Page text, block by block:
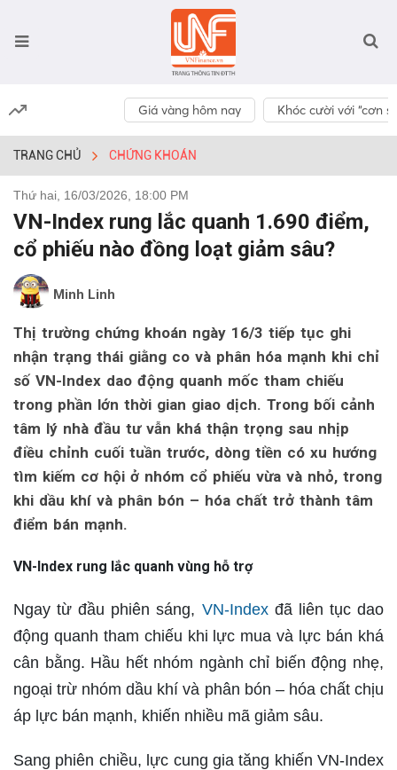
Giá vàng hôm nay Khóc cười với “cơn
TRANG CHỦ CHỨNG KHOÁN
Thứ hai, 16/03/2026, 18:00 PM
VN-Index rung lắc quanh 1.690 điểm,
cổ phiếu nào đồng loạt giảm sâu?
Minh Linh
Thị trường chứng khoán ngày 16/3 tiếp tục ghi
nhận trạng thái giằng co và phân hóa mạnh khi chỉ
số VN-Index dao động quanh mốc tham chiếu
trong phần lớn thời gian giao dịch. Trong bối cảnh
tâm lý nhà đầu tư vẫn khá thận trọng sau nhịp
điều chỉnh cuối tuần trước, dòng tiền có xu hướng
tìm kiếm cơ hội ở nhóm cổ phiếu vừa và nhỏ, trong
khi dầu khí và phân bón – hóa chất trở thành tâm
điểm bán mạnh.
VN-Index rung lắc quanh vùng hỗ trợ
Ngay từ đầu phiên sáng, VN-Indexđã liên tục dao
động quanh tham chiếu khi lực mua và lực bán khá
cân bằng. Hầu hết nhóm ngành chỉ biến động nhẹ,
ngoại trừ nhóm dầu khí và phân bón – hóa chất chịu
áp lực bán mạnh, khiến nhiều mã giảm sâu.
Sang phiên chiều, lực cung gia tăng khiến VN-Index